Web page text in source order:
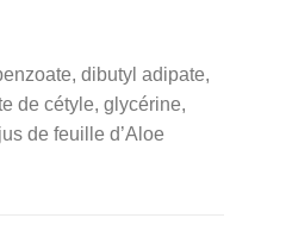
dibutyl adipate,
de cétyle, glycérine,
de feuille d’Aloe